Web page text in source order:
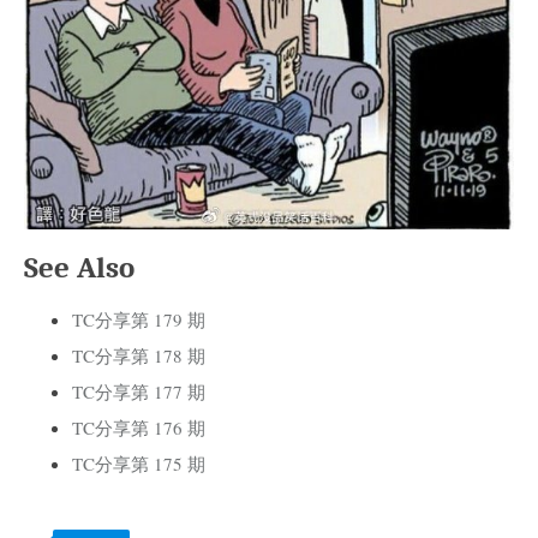
See Also
TC分享第 179 期
TC分享第 178 期
TC分享第 177 期
TC分享第 176 期
TC分享第 175 期